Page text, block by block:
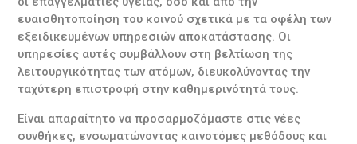
ευαισθητοποίηση του κοινού σχετικά με τα οφέλη των
εξειδικευμένων υπηρεσιών αποκατάστασης. Οι
υπηρεσίες αυτές συμβάλλουν στη βελτίωση της
λειτουργικότητας των ατόμων, διευκολύνοντας την
ταχύτερη επιστροφή στην καθημερινότητά τους.
Είναι απαραίτητο να προσαρμοζόμαστε στις νέες
συνθήκες, ενσωματώνοντας καινοτόμες μεθόδους και